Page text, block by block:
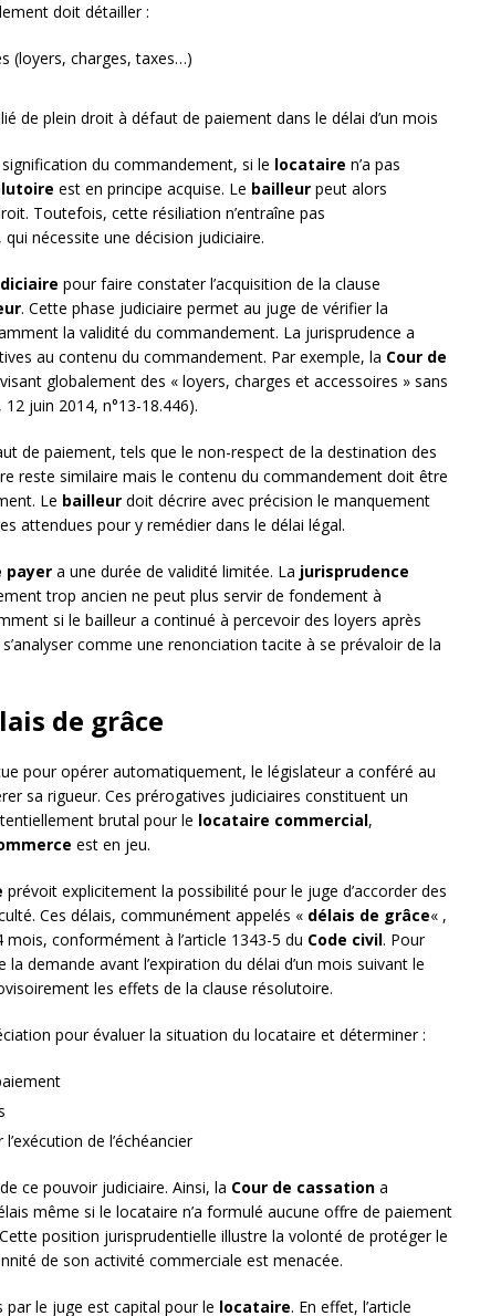
doit détailler :
(loyers, charges, taxes…)
de plein droit à défaut de paiement dans le délai d’un mois
signification du commandement, si le locataire n’a pas
est en principe acquise. Le bailleur peut alors
Toutefois, cette résiliation n’entraîne pas
nécessite une décision judiciaire.
pour faire constater l’acquisition de la clause
. Cette phase judiciaire permet au juge de vérifier la
la validité du commandement. La jurisprudence a
au contenu du commandement. Par exemple, la Cour de
globalement des « loyers, charges et accessoires » sans
juin 2014, n°13-18.446).
de paiement, tels que le non-respect de la destination des
reste similaire mais le contenu du commandement doit être
Le bailleur doit décrire avec précision le manquement
attendues pour y remédier dans le délai légal.
payer a une durée de validité limitée. La jurisprudence
trop ancien ne peut plus servir de fondement à
si le bailleur a continué à percevoir des loyers après
comme une renonciation tacite à se prévaloir de la
de grâce
pour opérer automatiquement, le législateur a conféré au
sa rigueur. Ces prérogatives judiciaires constituent un
brutal pour le locataire commercial,
est en jeu.
prévoit explicitement la possibilité pour le juge d’accorder des
Ces délais, communément appelés « délais de grâce« ,
conformément à l’article 1343-5 du Code civil. Pour
la demande avant l’expiration du délai d’un mois suivant le
les effets de la clause résolutoire.
pour évaluer la situation du locataire et déterminer :
de l’échéancier
ce pouvoir judiciaire. Ainsi, la Cour de cassation a
même si le locataire n’a formulé aucune offre de paiement
position jurisprudentielle illustre la volonté de protéger le
de son activité commerciale est menacée.
par le juge est capital pour le locataire. En effet, l’article